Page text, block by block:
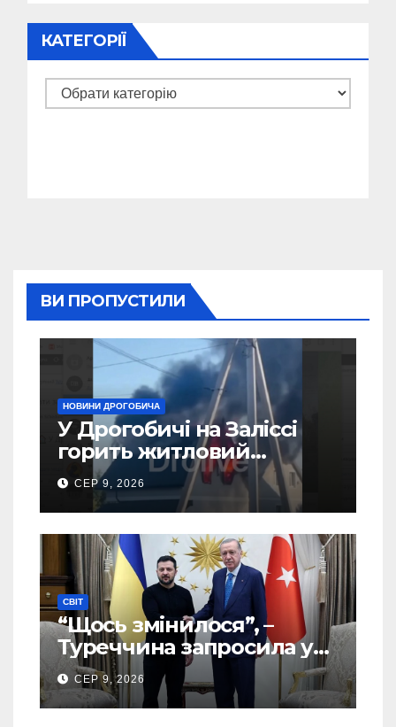
КАТЕГОРІЇ
Категорії
ВИ ПРОПУСТИЛИ
НОВИНИ ДРОГОБИЧА
У Дрогобичі на Заліссі
горить житловий
будинок (Відео)
СЕР 9, 2026
СВІТ
“Щось змінилося”, –
Туреччина запросила у
США дозвіл передати
Україні ATACMS та M270
СЕР 9, 2026